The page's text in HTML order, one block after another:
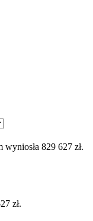
829 627 zł.
zł.